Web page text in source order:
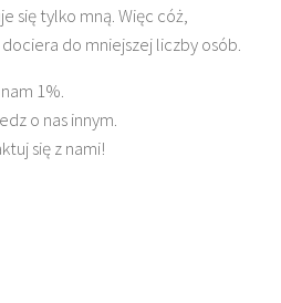
się tylko mną. Więc cóż,
do mniejszej liczby osób.
1%.
o nas innym.
się z nami!